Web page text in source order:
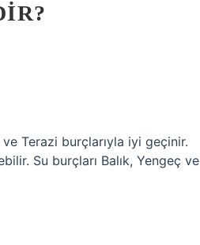
Terazi burçlarıyla iyi geçinir.
Su burçları Balık, Yengeç ve